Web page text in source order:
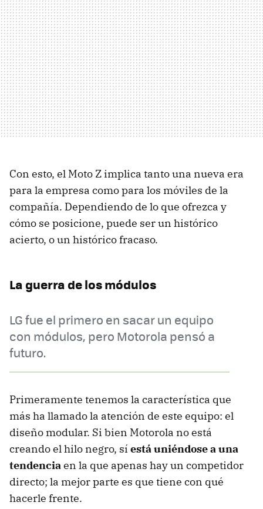
Con esto, el Moto Z implica tanto una nueva era
para la empresa como para los móviles de la
compañía. Dependiendo de lo que ofrezca y
cómo se posicione, puede ser un histórico
acierto, o un histórico fracaso.
La guerra de los módulos
LG fue el primero en sacar un equipo
con módulos, pero Motorola pensó a
futuro.
Primeramente tenemos la característica que
más ha llamado la atención de este equipo: el
diseño modular. Si bien Motorola no está
creando el hilo negro, sí está uniéndose a una
tendenciaen la que apenas hay un competidor
directo; la mejor parte es que tiene con qué
hacerle frente.